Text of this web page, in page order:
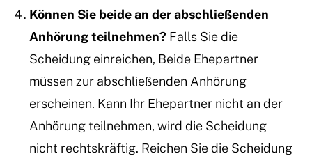
Können Sie beide an der abschließenden
Anhörung teilnehmen? Falls Sie die
Scheidung einreichen, Beide Ehepartner
müssen zur abschließenden Anhörung
erscheinen. Kann Ihr Ehepartner nicht an der
Anhörung teilnehmen, wird die Scheidung
nicht rechtskräftig. Reichen Sie die Scheidung